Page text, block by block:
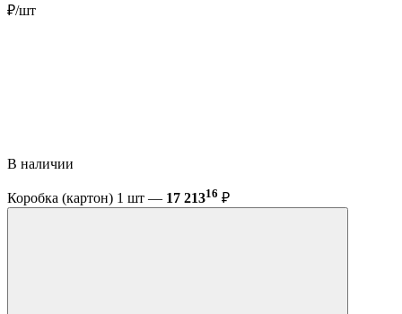
₽/шт
В наличии
Коробка (картон) 1 шт — 17 21316 ₽